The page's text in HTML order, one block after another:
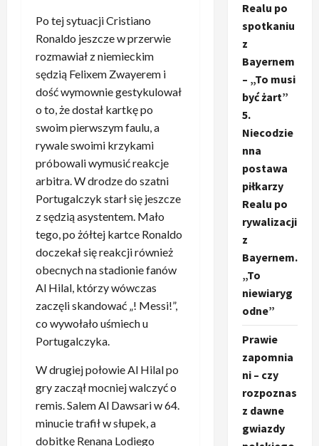
Po tej sytuacji Cristiano
Ronaldo jeszcze w przerwie
rozmawiał z niemieckim
sędzią Felixem Zwayerem i
dość wymownie gestykulował
o to, że dostał kartkę po
swoim pierwszym faulu, a
rywale swoimi krzykami
próbowali wymusić reakcje
arbitra. W drodze do szatni
Portugalczyk starł się jeszcze
z sędzią asystentem. Mało
tego, po żółtej kartce Ronaldo
doczekał się reakcji również
obecnych na stadionie fanów
Al Hilal, którzy wówczas
zaczęli skandować „! Messi!”,
co wywołało uśmiech u
Portugalczyka.
W drugiej połowie Al Hilal po
gry zaczął mocniej walczyć o
remis. Salem Al Dawsari w 64.
minucie trafił w słupek, a
dobitkę Renana Lodiego
Realu po
spotkaniu
z
Bayernem
– „To musi
być żart”
5.
Niecodzie
nna
postawa
piłkarzy
Realu po
rywalizacji
z
Bayernem.
„To
niewiaryg
odne”
Prawie
zapomnia
ni – czy
rozpoznas
z dawne
gwiazdy